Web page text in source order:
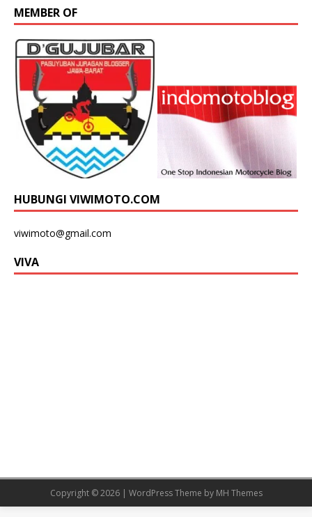
MEMBER OF
HUBUNGI VIWIMOTO.COM
viwimoto@gmail.com
VIVA
Copyright © 2026 | WordPress Theme by MH Themes